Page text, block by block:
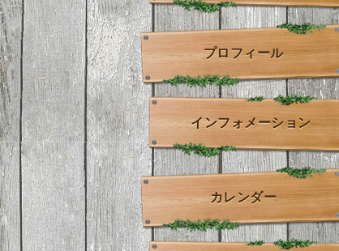
プロフィール
インフォメーション
カレンダー